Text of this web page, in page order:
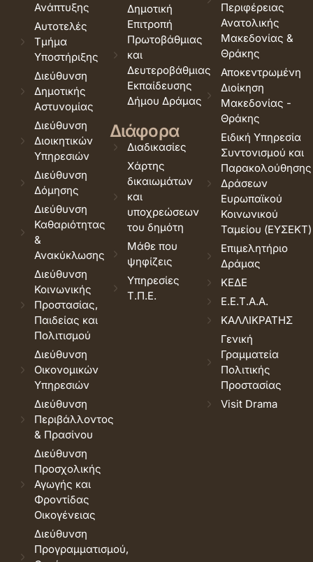
Ανάπτυξης
Αυτοτελές
Τμήμα
Υποστήριξης
Διεύθυνση
Δημοτικής
Αστυνομίας
Διεύθυνση
Διοικητικών
Υπηρεσιών
Διεύθυνση
Δόμησης
Διεύθυνση
Καθαριότητας
&
Ανακύκλωσης
Διεύθυνση
Κοινωνικής
Προστασίας,
Παιδείας και
Πολιτισμού
Διεύθυνση
Οικονομικών
Υπηρεσιών
Διεύθυνση
Περιβάλλοντος
& Πρασίνου
Διεύθυνση
Προσχολικής
Αγωγής και
Φροντίδας
Οικογένειας
Διεύθυνση
Προγραμματισμού,
Δημοτική
Επιτροπή
Πρωτοβάθμιας
και
Δευτεροβάθμιας
Εκπαίδευσης
Δήμου Δράμας
Διάφορα
Διαδικασίες
Χάρτης
δικαιωμάτων
και
υποχρεώσεων
του δημότη
Μάθε που
ψηφίζεις
Υπηρεσίες
Τ.Π.Ε.
Περιφέρειας
Ανατολικής
Μακεδονίας &
Θράκης
Αποκεντρωμένη
Διοίκηση
Μακεδονίας -
Θράκης
Ειδική Υπηρεσία
Συντονισμού και
Παρακολούθησης
Δράσεων
Ευρωπαϊκού
Κοινωνικού
Ταμείου (ΕΥΣΕΚΤ)
Επιμελητήριο
Δράμας
ΚΕΔΕ
Ε.Ε.Τ.Α.Α.
ΚΑΛΛΙΚΡΑΤΗΣ
Γενική
Γραμματεία
Πολιτικής
Προστασίας
Visit Drama